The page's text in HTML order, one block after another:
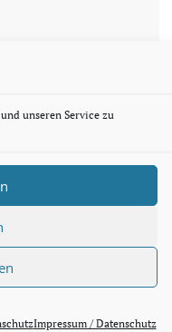
unseren Service zu
Impressum / Datenschutz
WordPress